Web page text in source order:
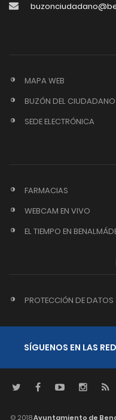
MAPA WEB
BUZÓN DEL CIUDADANO
SEDE ELECTRÓNICA
FARMACIAS
WEBCAM EN VIVO
EL TIEMPO EN
PROTECCIÓN DE DATOS
SÍGUENOS EN LAS
© 2018Ayuntamiento de